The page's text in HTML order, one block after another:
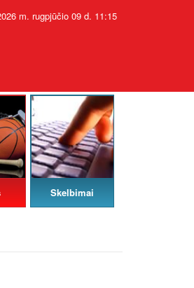
m. rugpjūčio 09 d. 11:15
Skelbimai